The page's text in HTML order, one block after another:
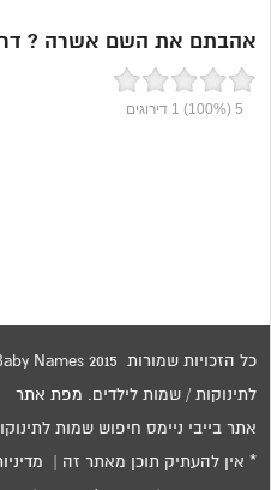
אהבתם את השם אשרה ?
5
(100%)
1 דירוגים
לתינוקות / שמות לילדים. מפת אתר
אתר בייבי ניימס חיפוש שמות
* אין להעתיק תוכן מאתר זה |